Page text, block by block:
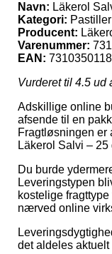
Navn: Läkerol
Kategori:
Producent:
Varenummer:
EAN:
Vurderet til 4.5 ud
Adskillige online
afsende til en
Fragtløsningen er
Läkerol Salvi – 25
Du burde
Leveringstypen
kostelige
nærved online
det aldeles